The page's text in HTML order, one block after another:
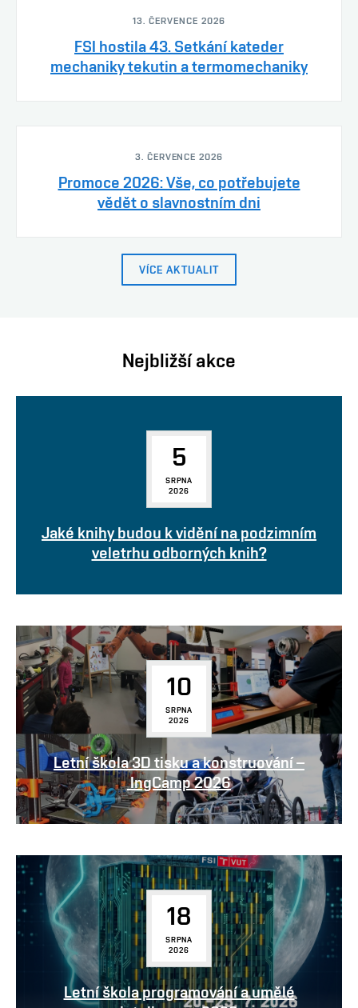
13. ČERVENCE 2026
FSI hostila 43. Setkání kateder
mechaniky tekutin a termomechaniky
3. ČERVENCE 2026
Promoce 2026: Vše, co potřebujete
vědět o slavnostním dni
VÍCE AKTUALIT
Nejbližší akce
5
SRPNA
2026
Jaké knihy budou k vidění na podzimním
veletrhu odborných knih?
10
SRPNA
2026
Letní škola 3D tisku a konstruování –
IngCamp 2026
18
SRPNA
2026
Letní škola programování a umělé